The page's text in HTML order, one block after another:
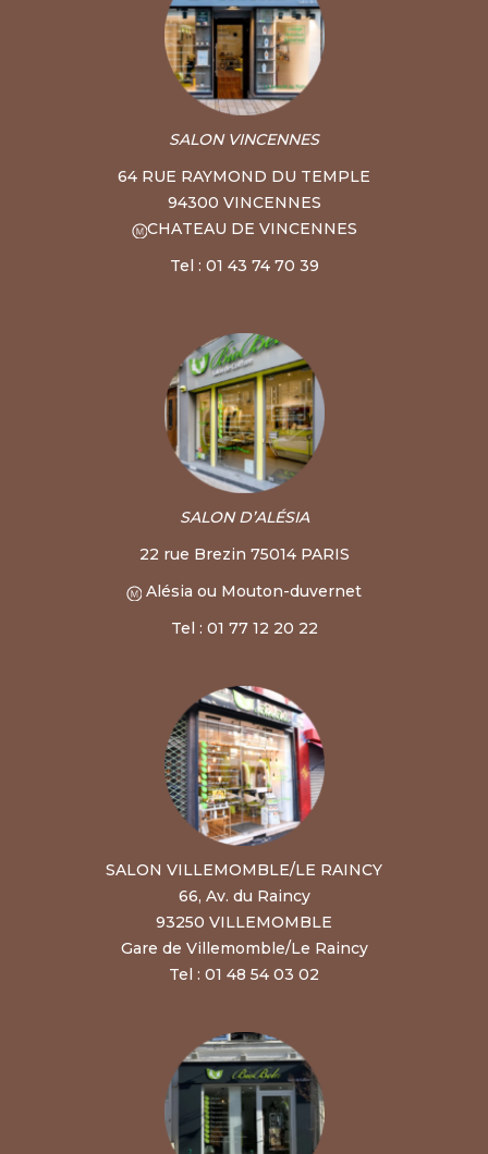
SALON VINCENNES
64 RUE RAYMOND DU TEMPLE
94300 VINCENNES
CHATEAU DE VINCENNES
Tel : 01 43 74 70 39
SALON D’ALÉSIA
22 rue Brezin 75014 PARIS
Alésia ou Mouton-duvernet
Tel : 01 77 12 20 22
SALON VILLEMOMBLE/LE RAINCY
66, Av. du Raincy
93250 VILLEMOMBLE
Gare de Villemomble/Le Raincy
Tel : 01 48 54 03 02